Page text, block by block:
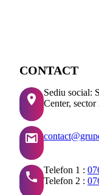
CONTACT
Sediu social:
Center,
Telefon 1 :
Telefon 2 :